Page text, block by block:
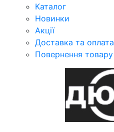
Каталог
Новинки
Акції
Доставка та оплата
Повернення товару